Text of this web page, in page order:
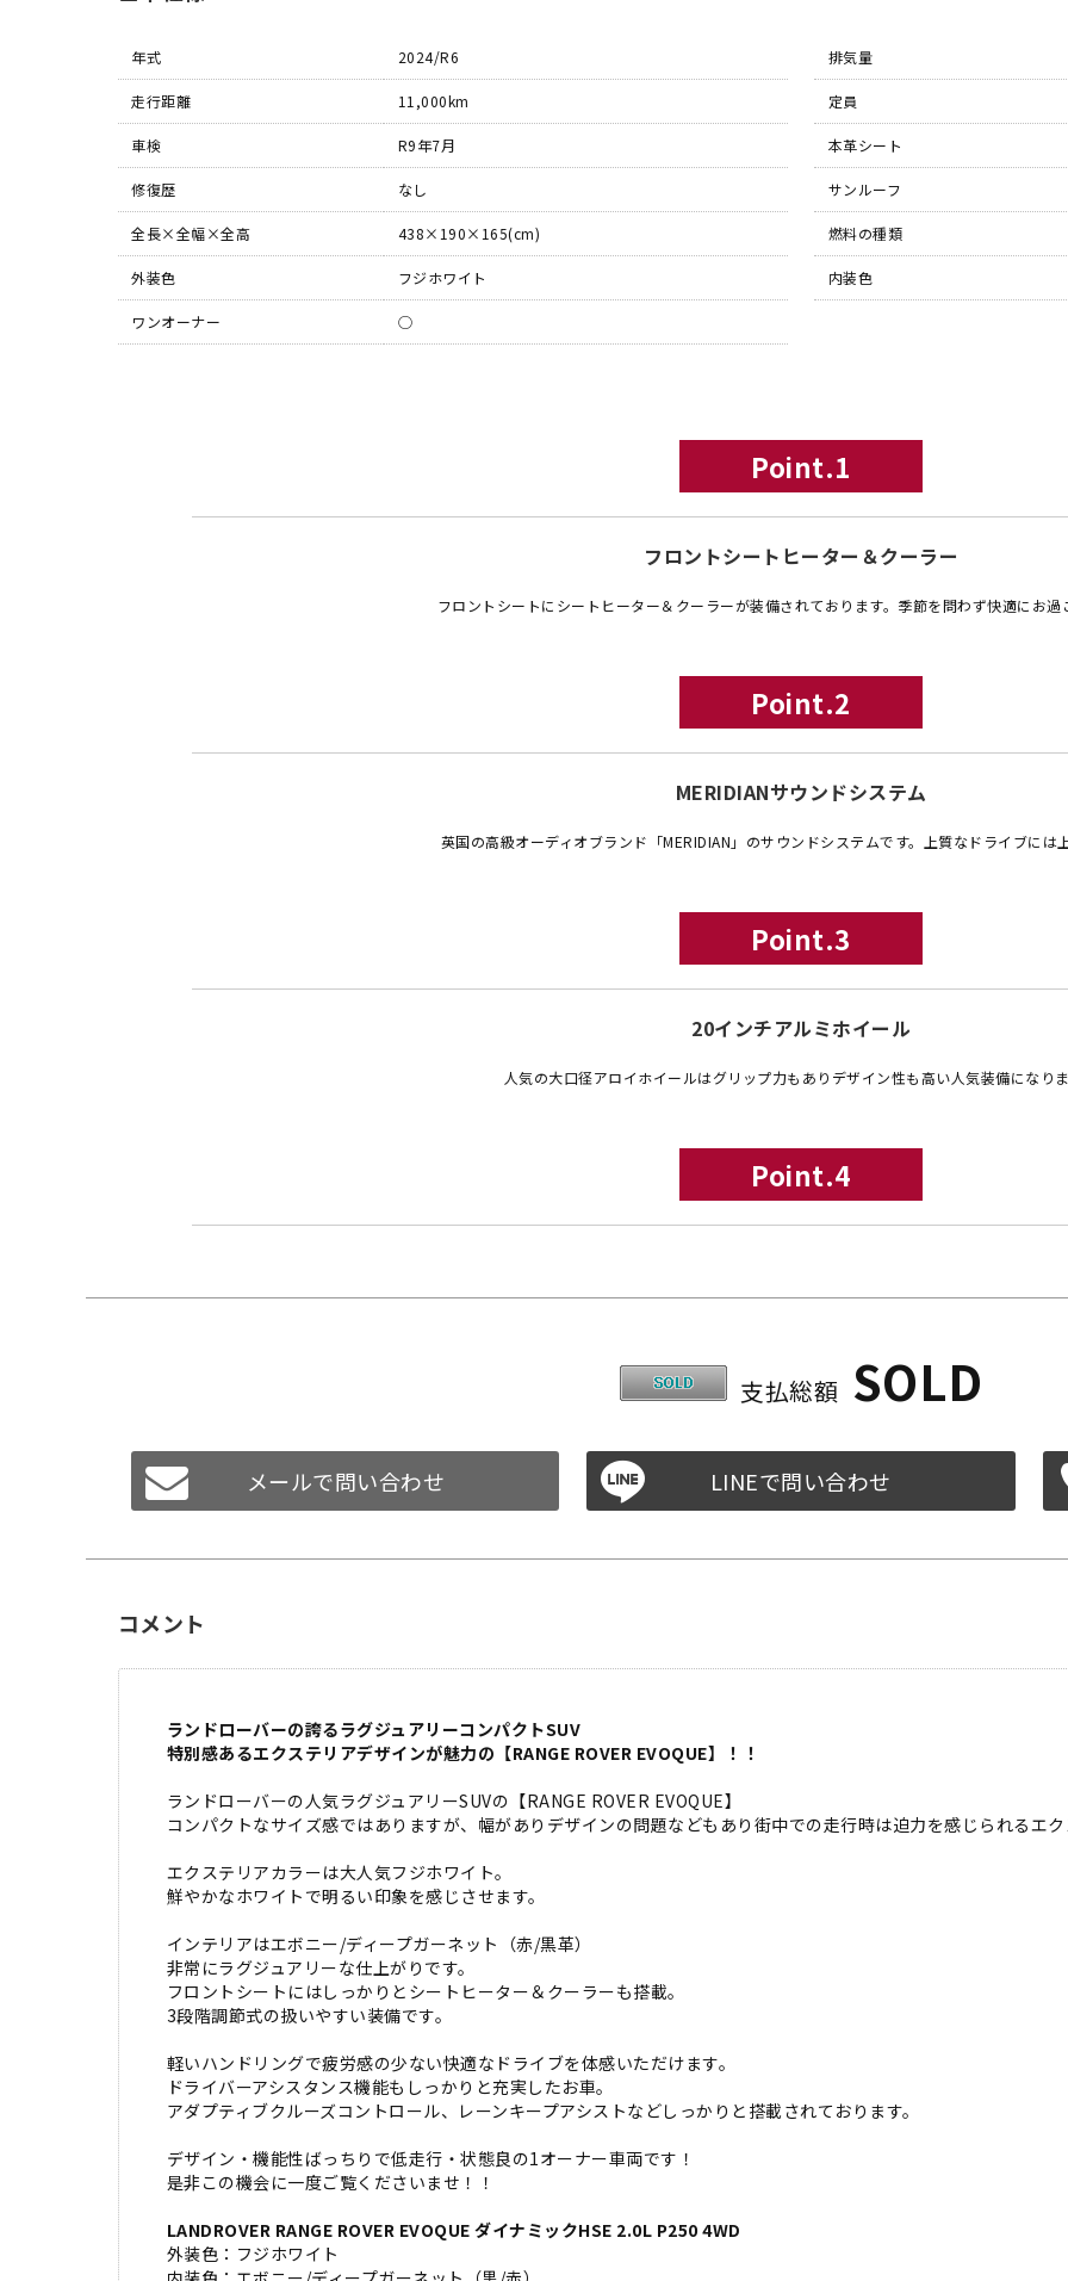
年式 2024/R6 排気量
走行距離 11,000km 定員
車検 R9年7月 本革シート
修復歴 なし サンルーフ
全長×全幅×全高 438×190×165(cm) 燃料の種類
外装色 フジホワイト 内装色
ワンオーナー ◯
Point.1
フロントシートヒーター＆クーラー
フロントシートにシートヒーター＆クーラーが装備されております。季節を問わず快適にお過
Point.2
MERIDIANサウンドシステム
英国の高級オーディオブランド「MERIDIAN」のサウンドシステムです。上質なドライブには
Point.3
20インチアルミホイール
人気の大口径アロイホイールはグリップ力もありデザイン性も高い人気装備になりま
Point.4
支払総額 SOLD
メールで問い合わせ
コメント
ランドローバーの誇るラグジュアリーコンパクトSUV
特別感あるエクステリアデザインが魅力の【RANGE ROVER EVOQUE】！！
ランドローバーの人気ラグジュアリーSUVの【RANGE ROVER EVOQUE】
コンパクトなサイズ感ではありますが、幅がありデザインの問題などもあり街中での走行時は迫力を感じられるエク
エクステリアカラーは大人気フジホワイト。
鮮やかなホワイトで明るい印象を感じさせます。
インテリアはエボニー/ディープガーネット（赤/黒革）
非常にラグジュアリーな仕上がりです。
フロントシートにはしっかりとシートヒーター＆クーラーも搭載。
3段階調節式の扱いやすい装備です。
軽いハンドリングで疲労感の少ない快適なドライブを体感いただけます。
ドライバーアシスタンス機能もしっかりと充実したお車。
アダプティブクルーズコントロール、レーンキープアシストなどしっかりと搭載されております。
デザイン・機能性ばっちりで低走行・状態良の1オーナー車両です！
是非この機会に一度ご覧くださいませ！！
LANDROVER RANGE ROVER EVOQUE ダイナミックHSE 2.0L P250 4WD
外装色：フジホワイト